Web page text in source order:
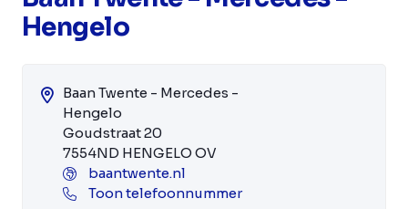
Hengelo
Baan Twente - Mercedes -
Hengelo
Goudstraat 20
7554ND HENGELO OV
baantwente.nl
Toon telefoonnummer